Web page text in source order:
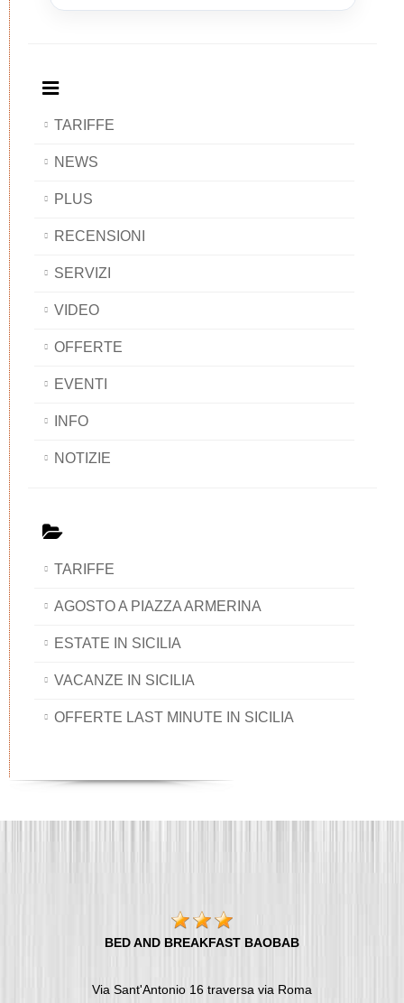
TARIFFE
NEWS
PLUS
RECENSIONI
SERVIZI
VIDEO
OFFERTE
EVENTI
INFO
NOTIZIE
TARIFFE
AGOSTO A PIAZZA ARMERINA
ESTATE IN SICILIA
VACANZE IN SICILIA
OFFERTE LAST MINUTE IN SICILIA
BED AND BREAKFAST BAOBAB
Via Sant'Antonio 16 traversa via Roma